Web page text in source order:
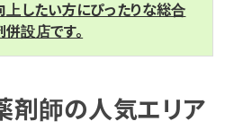
上したい方にぴったりな総合
設店です。
剤師の人気エリア